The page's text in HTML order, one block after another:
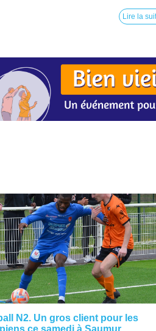
Lire la
N2. Un gros client pour les
ce samedi à Saumur